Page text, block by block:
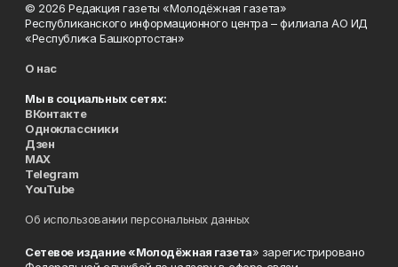
© 2026 Редакция газеты «Молодёжная газета»
Республиканского информационного центра – филиала АО ИД
«Республика Башкортостан»
О нас
Мы в социальных сетях:
ВКонтакте
Одноклассники
Дзен
MAX
Telegram
YouTube
Об использовании персональных данных
Сетевое издание «Молодёжная газета» зарегистрировано